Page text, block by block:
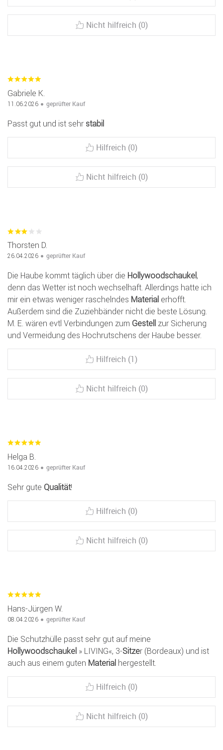
Nicht hilfreich (0)
Gabriele K.
11.06.2026 geprüfter Kauf
Passt gut und ist sehr stabil
Hilfreich (0)
Nicht hilfreich (0)
Thorsten D.
26.04.2026 geprüfter Kauf
Die Haube kommt täglich über die Hollywoodschaukel ,
denn das Wetter ist noch wechselhaft. Allerdings hatte ich
mir ein etwas weniger raschelndes Material erhofft.
Außerdem sind die Zuziehbänder nicht die beste Lösung.
M. E. wären evtl Verbindungen zum Gestell zur Sicherung
und Vermeidung des Hochrutschens der Haube besser.
Hilfreich (1)
Nicht hilfreich (0)
Helga B.
16.04.2026 geprüfter Kauf
Sehr gute Qualität!
Hilfreich (0)
Nicht hilfreich (0)
Hans-Jürgen W.
08.04.2026 geprüfter Kauf
Die Schutzhülle passt sehr gut auf meine
Hollywoodschaukel » LIVING«, 3-Sitzer (Bordeaux) und ist
auch aus einem guten Material hergestellt.
Hilfreich (0)
Nicht hilfreich (0)